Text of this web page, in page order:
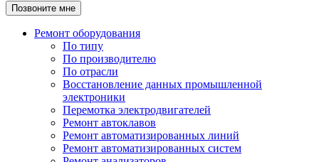
Позвоните мне
Ремонт оборудования
По типу
По производителю
По отрасли
Восстановление данных промышленной
электроники
Перемотка электродвигателей
Ремонт автоклавов
Ремонт автоматизированных линий
Ремонт автоматизированных систем